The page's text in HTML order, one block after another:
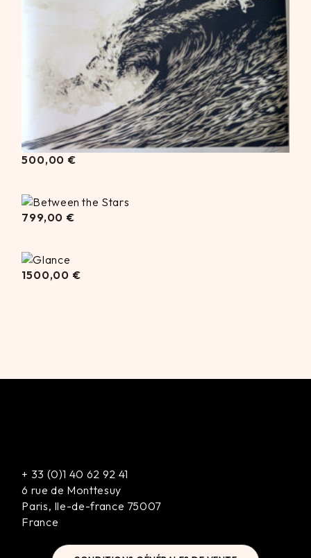
500,00€
500,00 €
799,00 €
1500,00
1500,00 €
+ 33 (0)1 40 62 92 41
6 rue de Monttesuy
Paris, Ile-de-france 75007
France